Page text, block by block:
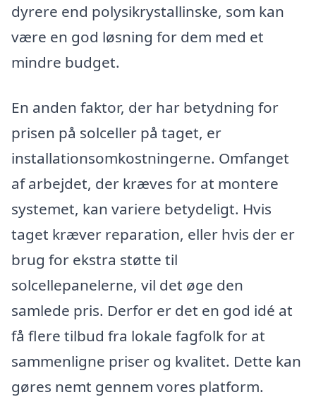
dyrere end polysikrystallinske, som kan
være en god løsning for dem med et
mindre budget.
En anden faktor, der har betydning for
prisen på solceller på taget, er
installationsomkostningerne. Omfanget
af arbejdet, der kræves for at montere
systemet, kan variere betydeligt. Hvis
taget kræver reparation, eller hvis der er
brug for ekstra støtte til
solcellepanelerne, vil det øge den
samlede pris. Derfor er det en god idé at
få flere tilbud fra lokale fagfolk for at
sammenligne priser og kvalitet. Dette kan
gøres nemt gennem vores platform.